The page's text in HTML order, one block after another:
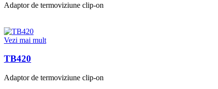
Adaptor de termoviziune clip-on
Vezi mai mult
TB420
Adaptor de termoviziune clip-on